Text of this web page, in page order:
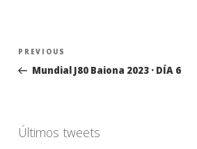
Navegación
entradas
Previous
Post
PREVIOUS
Mundial J80 Baiona 2023 · DÍA 6
Últimos tweets